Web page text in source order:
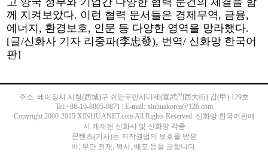
께 지켜보았다. 이런 협력 문서들은 경제무역, 금융,
에너지, 환경보호, 인문 등 다양한 영역을 망라했다.
[글/신화사 기자 리중파(李忠發), 번역/ 신화망 한국어
판]
주소: 베이징시 시청(西城)구 쉬안우먼시다제(宣武門西大街) 갑(甲) 129호
Tel:+86-10-8805-0871 | E-mail: xinhuakorea@126.com
Copyright 2000-2015 XINHUANET.com All Rights Reserved. 신화망 한국어판에
서 게재된 신화사 및 신화망 각종
콘텐츠(기사)는 저작권법의 보호를 받은
바, 무단 전재, 복사, 배포 등을 금합니다.